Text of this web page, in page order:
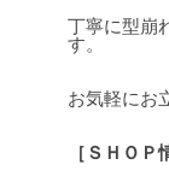
丁寧に型崩
す。
お気軽にお
［ＳＨＯＰ